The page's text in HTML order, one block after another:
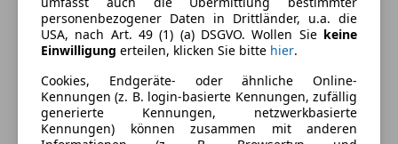
2-Zonen-Klimaautomatik
Einparkhilfe
Einparkhilfe Rückfahrkamera
Getönte Scheiben
Lederausstattung
Farbe und Innenausstattung
Außenfarbe
Silber
Lackierung
Metallic
personenbezogener Daten in Drittländer, u.a. die
USA, nach Art. 49 (1) (a) DSGVO. Wollen Sie keine
Einwilligung erteilen, klicken Sie bitte hier.
Cookies, Endgeräte- oder ähnliche Online-
Kennungen (z. B. login-basierte Kennungen, zufällig
generierte Kennungen, netzwerkbasierte
Kennungen) können zusammen mit anderen